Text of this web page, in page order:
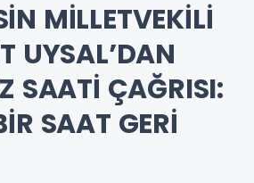
MİLLETVEKİLİ
UYSAL’DAN
SAATİ ÇAĞRISI:
SAAT GERİ